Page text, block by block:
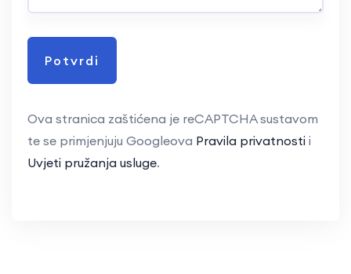
Ova stranica zaštićena je reCAPTCHA sustavom
te se primjenjuju Googleova Pravila privatnosti i
Uvjeti pružanja usluge.